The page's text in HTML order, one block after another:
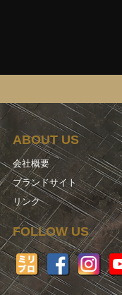
ABOUT US
会社概要
ブランドサイト
リンク
FOLLOW US